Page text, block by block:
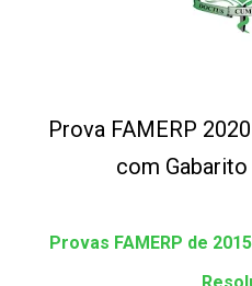
Prova FAMERP
com
Provas FAMERP de